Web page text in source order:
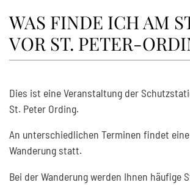
WAS FINDE ICH AM
VOR ST. PETER-
Dies ist eine Veranstaltung der
St. Peter Ording.
An unterschiedlichen Terminen findet
Wanderung statt.
Bei der Wanderung werden Ihnen häufige